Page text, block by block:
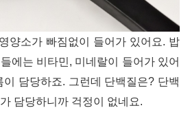
양소가 빠짐없이 들어가 있어요. 밥
에는 비타민, 미네랄이 들어가 있어
이 담당하죠. 그런데 단백질은? 단백
담당하니까 걱정이 없네요.